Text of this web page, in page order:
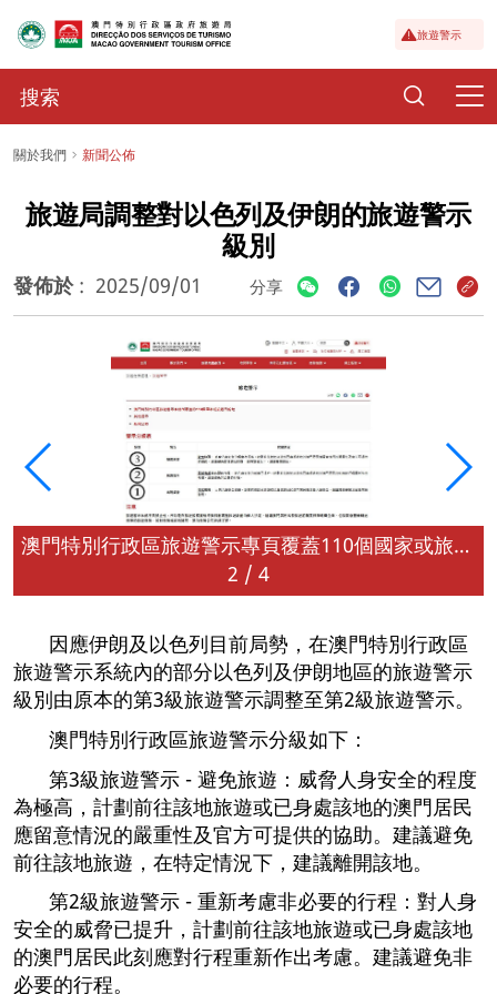
旅遊警示
關於我們 新聞公佈
旅遊局調整對以色列及伊朗的旅遊警示
級別
發佈於 : 2025/09/01 分享
澳門特別行政區旅遊警示專頁覆蓋110個國家或旅遊目的地及現行旅遊警示級別的詳細資訊
2 / 4
因應伊朗及以色列目前局勢，在澳門特別行政區
旅遊警示系統內的部分以色列及伊朗地區的旅遊警示
級別由原本的第3級旅遊警示調整至第2級旅遊警示。
澳門特別行政區旅遊警示分級如下：
第3級旅遊警示 - 避免旅遊：威脅人身安全的程度
為極高，計劃前往該地旅遊或已身處該地的澳門居民
應留意情況的嚴重性及官方可提供的協助。建議避免
前往該地旅遊，在特定情況下，建議離開該地。
第2級旅遊警示 - 重新考慮非必要的行程：對人身
安全的威脅已提升，計劃前往該地旅遊或已身處該地
的澳門居民此刻應對行程重新作出考慮。建議避免非
必要的行程。